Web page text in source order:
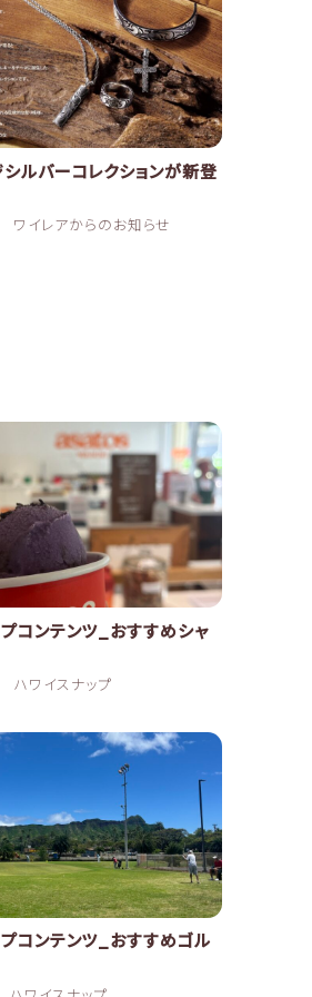
シルバーコレクションが新登
ワイレアからのお知らせ
コンテンツ_おすすめシャ
ハワイスナップ
コンテンツ_おすすめゴル